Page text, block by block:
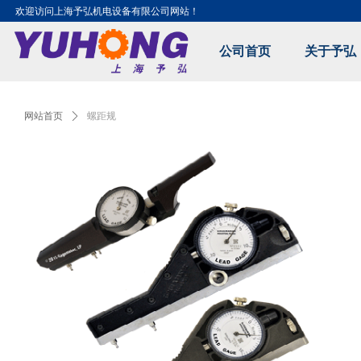
公司首页 关于予弘
欢迎访问上海予弘机电设备有限公司网站！
网站首页 ꄲ 螺距规